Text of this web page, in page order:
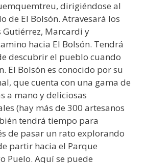
dirigiéndose al
de El Bolsón. Atravesará los
Gutiérrez, Marcardi y
hacia El Bolsón. Tendrá
descubrir el pueblo cuando
El Bolsón es conocido por su
que cuenta con una gama de
a mano y deliciosas
(hay más de 300 artesanos
tendrá tiempo para
de pasar un rato explorando
partir hacia el Parque
Puelo. Aquí se puede